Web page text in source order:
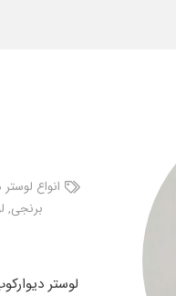
انواع
برنجی,
لوستر